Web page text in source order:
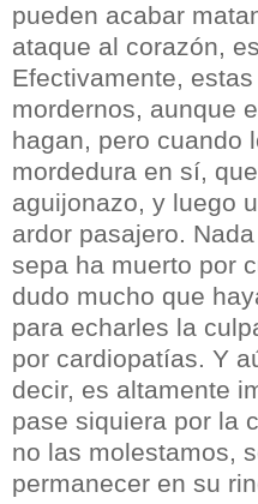
pueden acabar
ataque al corazón, es
Efectivamente,
mordernos, aunque
hagan, pero cuando
mordedura en sí,
aguijonazo, y luego
ardor pasajero.
sepa ha muerto por
dudo mucho que
para echarles la
por cardiopatías. Y
decir, es altamente
pase siquiera por la
no las molestamos,
permanecer en su